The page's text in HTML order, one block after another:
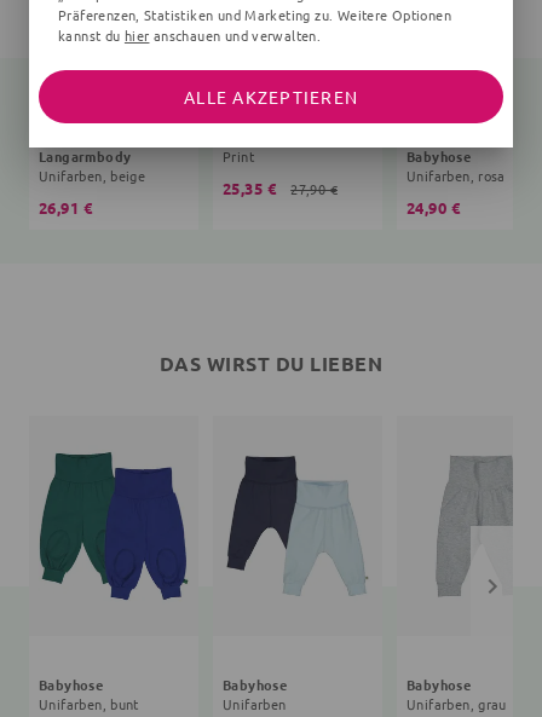
Langarmbody
Unifarben, beige
26,91 €
Print
25,35 € 27,90 €
Babyhose
Unifarben, rosa
24,90 €
DAS WIRST DU LIEBEN
Babyhose
Unifarben, bunt
Babyhose
Unifarben
Babyhose
Unifarben, grau
Präferenzen, Statistiken und Marketing zu. Weitere Optionen
kannst du hier anschauen und verwalten.
ALLE AKZEPTIEREN